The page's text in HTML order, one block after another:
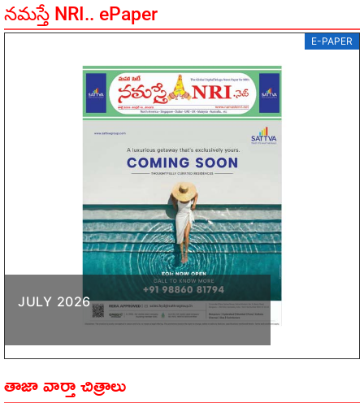
నమస్తే NRI.. ePaper
E-PAPER
JULY 2026
తాజా వార్తా చిత్రాలు